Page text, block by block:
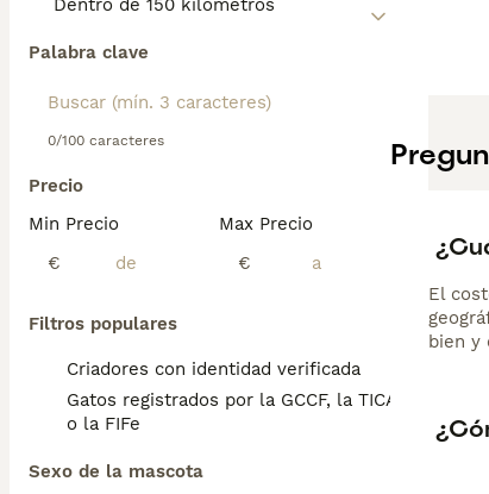
Palabra clave
0/100 caracteres
Precio
Min Precio
€
Max Precio
€
Filtros populares
Criadores con identidad verificada
Gatos registrados por la GCCF, la TICA
o la FIFe
Sexo de la mascota
El
bien y